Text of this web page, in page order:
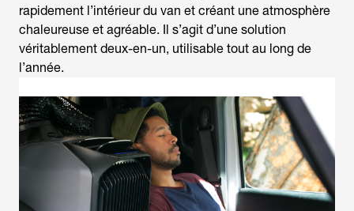
rapidement l’intérieur du van et créant une atmosphère
chaleureuse et agréable. Il s’agit d’une solution
véritablement deux-en-un, utilisable tout au long de
l’année.